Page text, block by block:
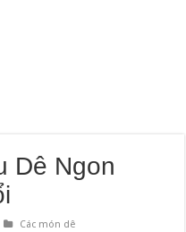
Dê Ngon
Các món dê